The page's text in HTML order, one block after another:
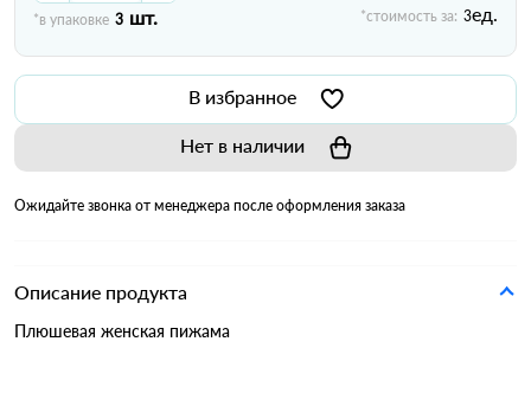
*в упаковке 3 шт. *стоимость за: 3ед.
В избранное
Нет в наличии
Ожидайте звонка от менеджера после оформления заказа
Описание продукта
Плюшевая женская пижама